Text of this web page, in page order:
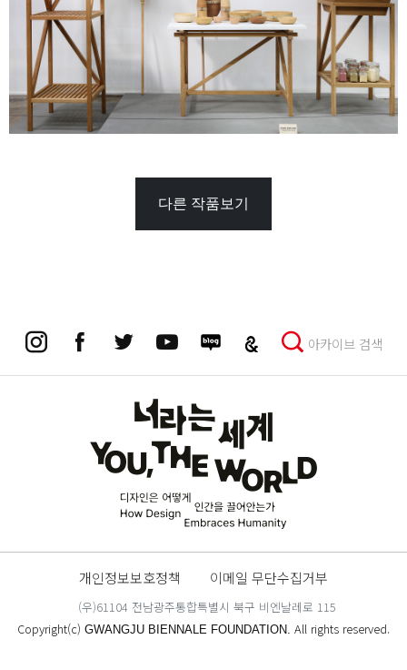
다른 작품보기
아카이브 검색
개인정보보호정책 이메일 무단수집거부
(우)61104 전남광주통합특별시 북구 비엔날레로 115
Copyright(c) GWANGJU BIENNALE FOUNDATION. All rights reserved.